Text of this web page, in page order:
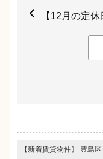
【12月の定
【新着賃貸物件】 豊島